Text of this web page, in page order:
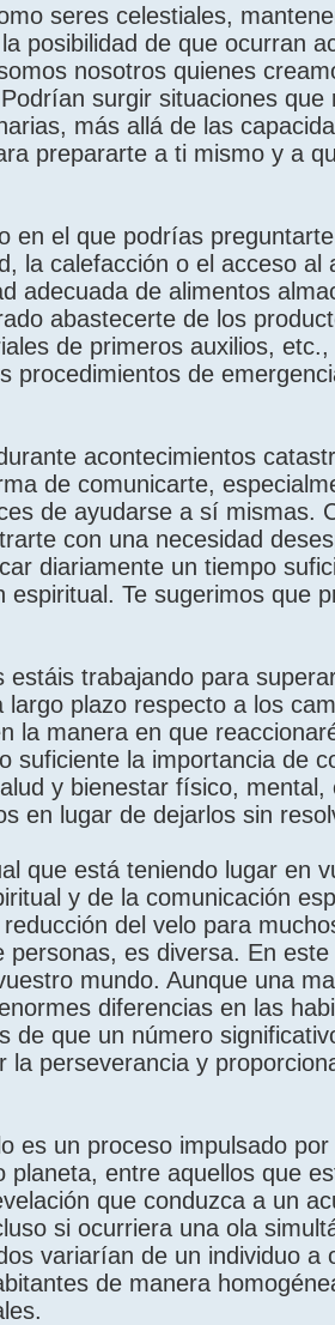
seres celestiales,
posibilidad de que ocurran
nosotros quienes
surgir situaciones
más allá de las
prepararte a ti mismo y a
en el que podrías
la calefacción o el acceso
adecuada de alimentos
abastecerte de los
de primeros auxilios,
procedimientos de
acontecimientos
de comunicarte,
de ayudarse a sí mismas.
con una necesidad
diariamente un tiempo
espiritual. Te sugerimos que
estáis trabajando para
largo plazo respecto a los
la manera en que
suficiente la importancia de
y bienestar físico,
en lugar de dejarlos sin
que está teniendo lugar en
y de la comunicación
del velo para
personas, es diversa. En
mundo. Aunque una
diferencias en las
de que un número
la perseverancia y
es un proceso impulsado
planeta, entre aquellos que
que conduzca a un
si ocurriera una ola
variarían de un individuo
de manera